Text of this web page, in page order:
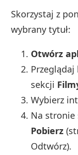
Skorzystaj z
wybrany tytuł:
Otwórz
sekcji
Wybierz
Na stronie
Pobierz
Odtwórz).